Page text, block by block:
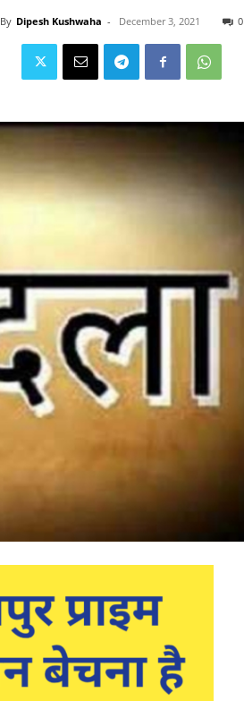
By Dipesh Kushwaha - December 3, 2021 0